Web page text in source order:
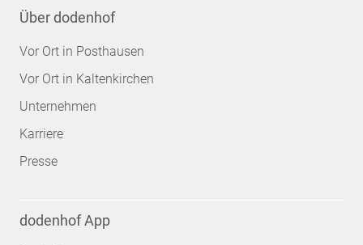
Über dodenhof
Vor Ort in Posthausen
Vor Ort in Kaltenkirchen
Unternehmen
Karriere
Presse
dodenhof App